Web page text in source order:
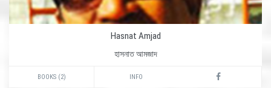
Hasnat Amjad
হাসনাত আমজাদ
BOOKS (2) INFO